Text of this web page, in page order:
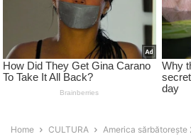
Home CULTURA America sărbătorește